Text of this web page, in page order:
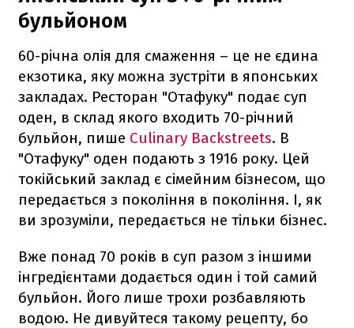
бульйоном
60-річна олія для смаження – це не єдина
екзотика, яку можна зустріти в японських
закладах. Ресторан "Отафуку" подає суп
оден, в склад якого входить 70-річний
бульйон, пише Culinary Backstreets. В
"Отафуку" оден подають з 1916 року. Цей
токійський заклад є сімейним бізнесом, що
передається з покоління в покоління. І, як
ви зрозуміли, передається не тільки бізнес.
Вже понад 70 років в суп разом з іншими
інгредієнтами додається один і той самий
бульйон. Його лише трохи розбавляють
водою. Не дивуйтеся такому рецепту, бо